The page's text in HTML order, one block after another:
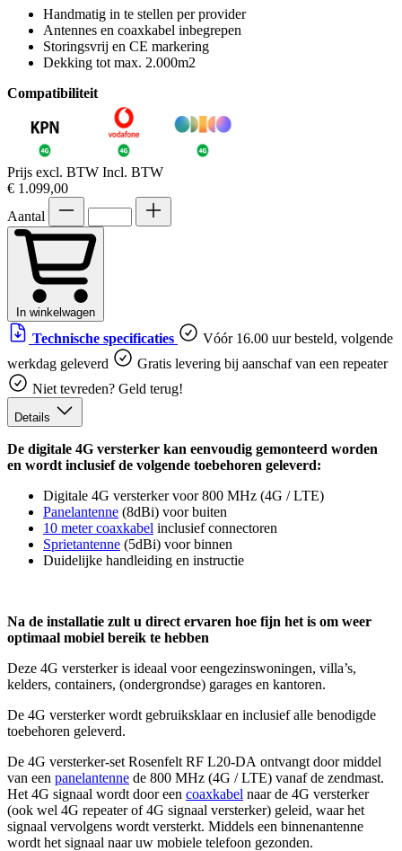
Handmatig in te stellen per provider
Antennes en coaxkabel inbegrepen
Storingsvrij en CE markering
Dekking tot max. 2.000m2
Compatibiliteit
Prijs excl. BTW Incl. BTW
€ 1.099,00
Aantal
In winkelwagen
Technische specificaties
Vóór 16.00 uur besteld, volgende
werkdag geleverd
Gratis levering bij aanschaf van een repeater
Niet tevreden? Geld terug!
Details
De digitale 4G versterker kan eenvoudig gemonteerd worden
en wordt inclusief de volgende toebehoren geleverd:
Digitale 4G versterker voor 800 MHz (4G / LTE)
Panelantenne (8dBi) voor buiten
10 meter coaxkabel inclusief connectoren
Sprietantenne (5dBi) voor binnen
Duidelijke handleiding en instructie
Na de installatie zult u direct ervaren hoe fijn het is om weer
optimaal mobiel bereik te hebben
Deze 4G versterker is ideaal voor eengezinswoningen, villa’s,
kelders, containers, (ondergrondse) garages en kantoren.
De 4G versterker wordt gebruiksklaar en inclusief alle benodigde
toebehoren geleverd.
De 4G versterker-set Rosenfelt RF L20-DA ontvangt door middel
van een panelantenne de 800 MHz (4G / LTE) vanaf de zendmast.
Het 4G signaal wordt door een coaxkabel naar de 4G versterker
(ook wel 4G repeater of 4G signaal versterker) geleid, waar het
signaal vervolgens wordt versterkt. Middels een binnenantenne
wordt het signaal naar uw mobiele telefoon gezonden.